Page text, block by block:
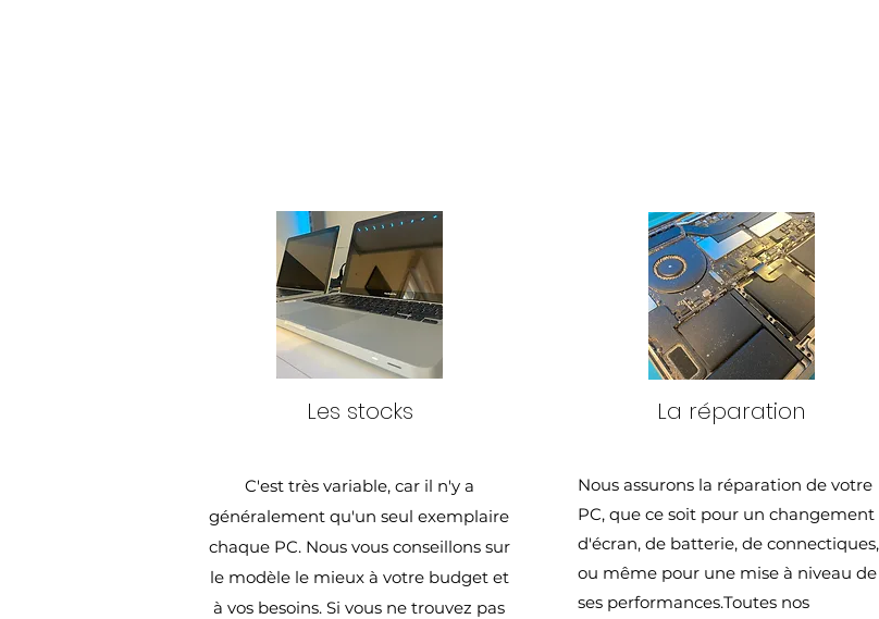
Les stocks
C'est très variable, car il n'y a
généralement qu'un seul exemplaire
chaque PC. Nous vous conseillons sur
le modèle le mieux à votre budget et
à vos besoins. Si vous ne trouvez pas
La réparation
Nous assurons la réparation de votre
PC, que ce soit pour un changement
d'écran, de batterie, de connectiques,
ou même pour une mise à niveau de
ses performances.Toutes nos